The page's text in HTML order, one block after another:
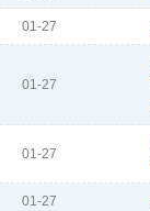
01-27
01-27
01-27
01-27